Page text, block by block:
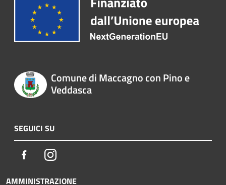
Comune di Maccagno con Pino e
Veddasca
SEGUICI SU
FacebookInstagram
AMMINISTRAZIONE